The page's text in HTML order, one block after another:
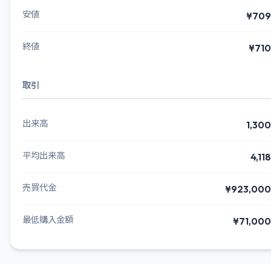
安値 ¥709
終値 ¥710
取引
出来高 1,300
平均出来高 4,118
売買代金 ¥923,000
最低購入金額 ¥71,000